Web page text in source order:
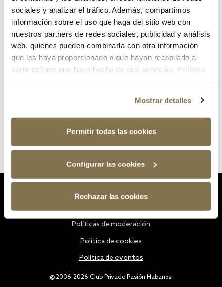
sociales y analizar el tráfico. Además, compartimos
información sobre el uso que haga del sitio web con
nuestros partners de redes sociales, publicidad y análisis
web, quienes pueden combinarla con otra información
que les haya proporcionado o que hayan recopilado a
partir del uso que haya hecho de sus servicios. Política
Mostrar detalles
Permitir todas las cookies
Configurar las cookies
Rechazar las cookies
¿Has olvidado tu contraseña?
@ 2006-2026 Club Privado Pasión Habanos.
Políticas de moderación
Política de cookies
Política de eventos